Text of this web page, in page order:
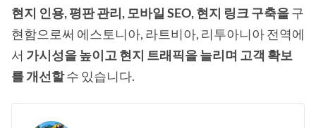
현지 인용, 평판 관리, 모바일 SEO, 현지 링크 구축을구
현함으로써 에스토니아, 라트비아, 리투아니아 전역에
서 가시성을 높이고 현지 트래픽을 늘리며 고객 확보
를 개선할수 있습니다.